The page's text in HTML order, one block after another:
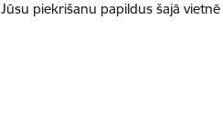
piekrišanu papildus šajā